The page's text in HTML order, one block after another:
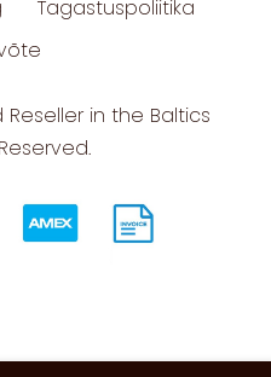
Tagastuspoliitika
in the Baltics